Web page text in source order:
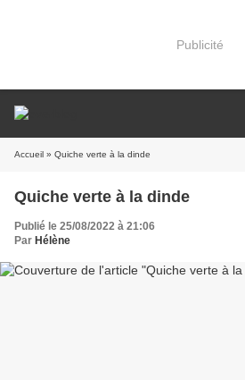
Publicité
Accueil » Quiche verte à la dinde
Quiche verte à la dinde
Publié le 25/08/2022 à 21:06
Par Hélène